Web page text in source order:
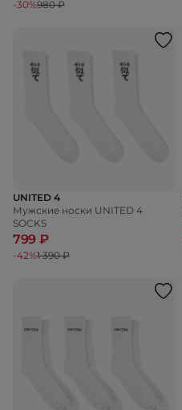
-30%980 ₽
UNITED 4
Мужские носки UNITED 4
SOCKS
799 ₽
-42%1 390 ₽